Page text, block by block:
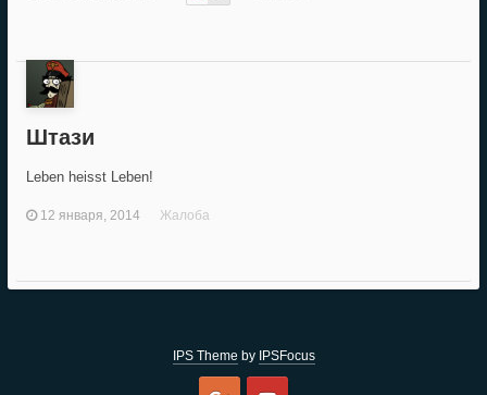
Штази
Leben heisst Leben!
12 января, 2014 Жалоба
IPS Theme by IPSFocus